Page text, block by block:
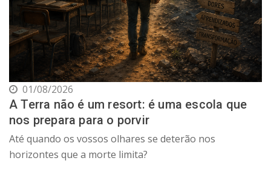
01/08/2026
A Terra não é um resort: é uma escola que
nos prepara para o porvir
Até quando os vossos olhares se deterão nos
horizontes que a morte limita?